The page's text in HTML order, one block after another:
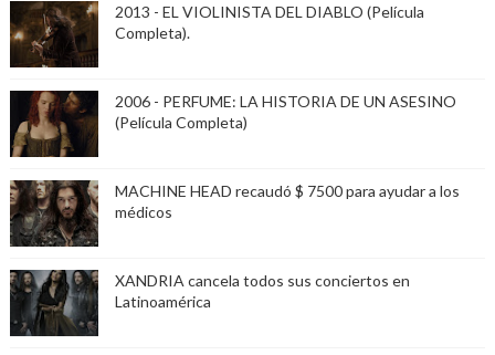
2013 - EL VIOLINISTA DEL DIABLO (Película
Completa).
2006 - PERFUME: LA HISTORIA DE UN ASESINO
(Película Completa)
MACHINE HEAD recaudó $ 7500 para ayudar a los
médicos
XANDRIA cancela todos sus conciertos en
Latinoamérica